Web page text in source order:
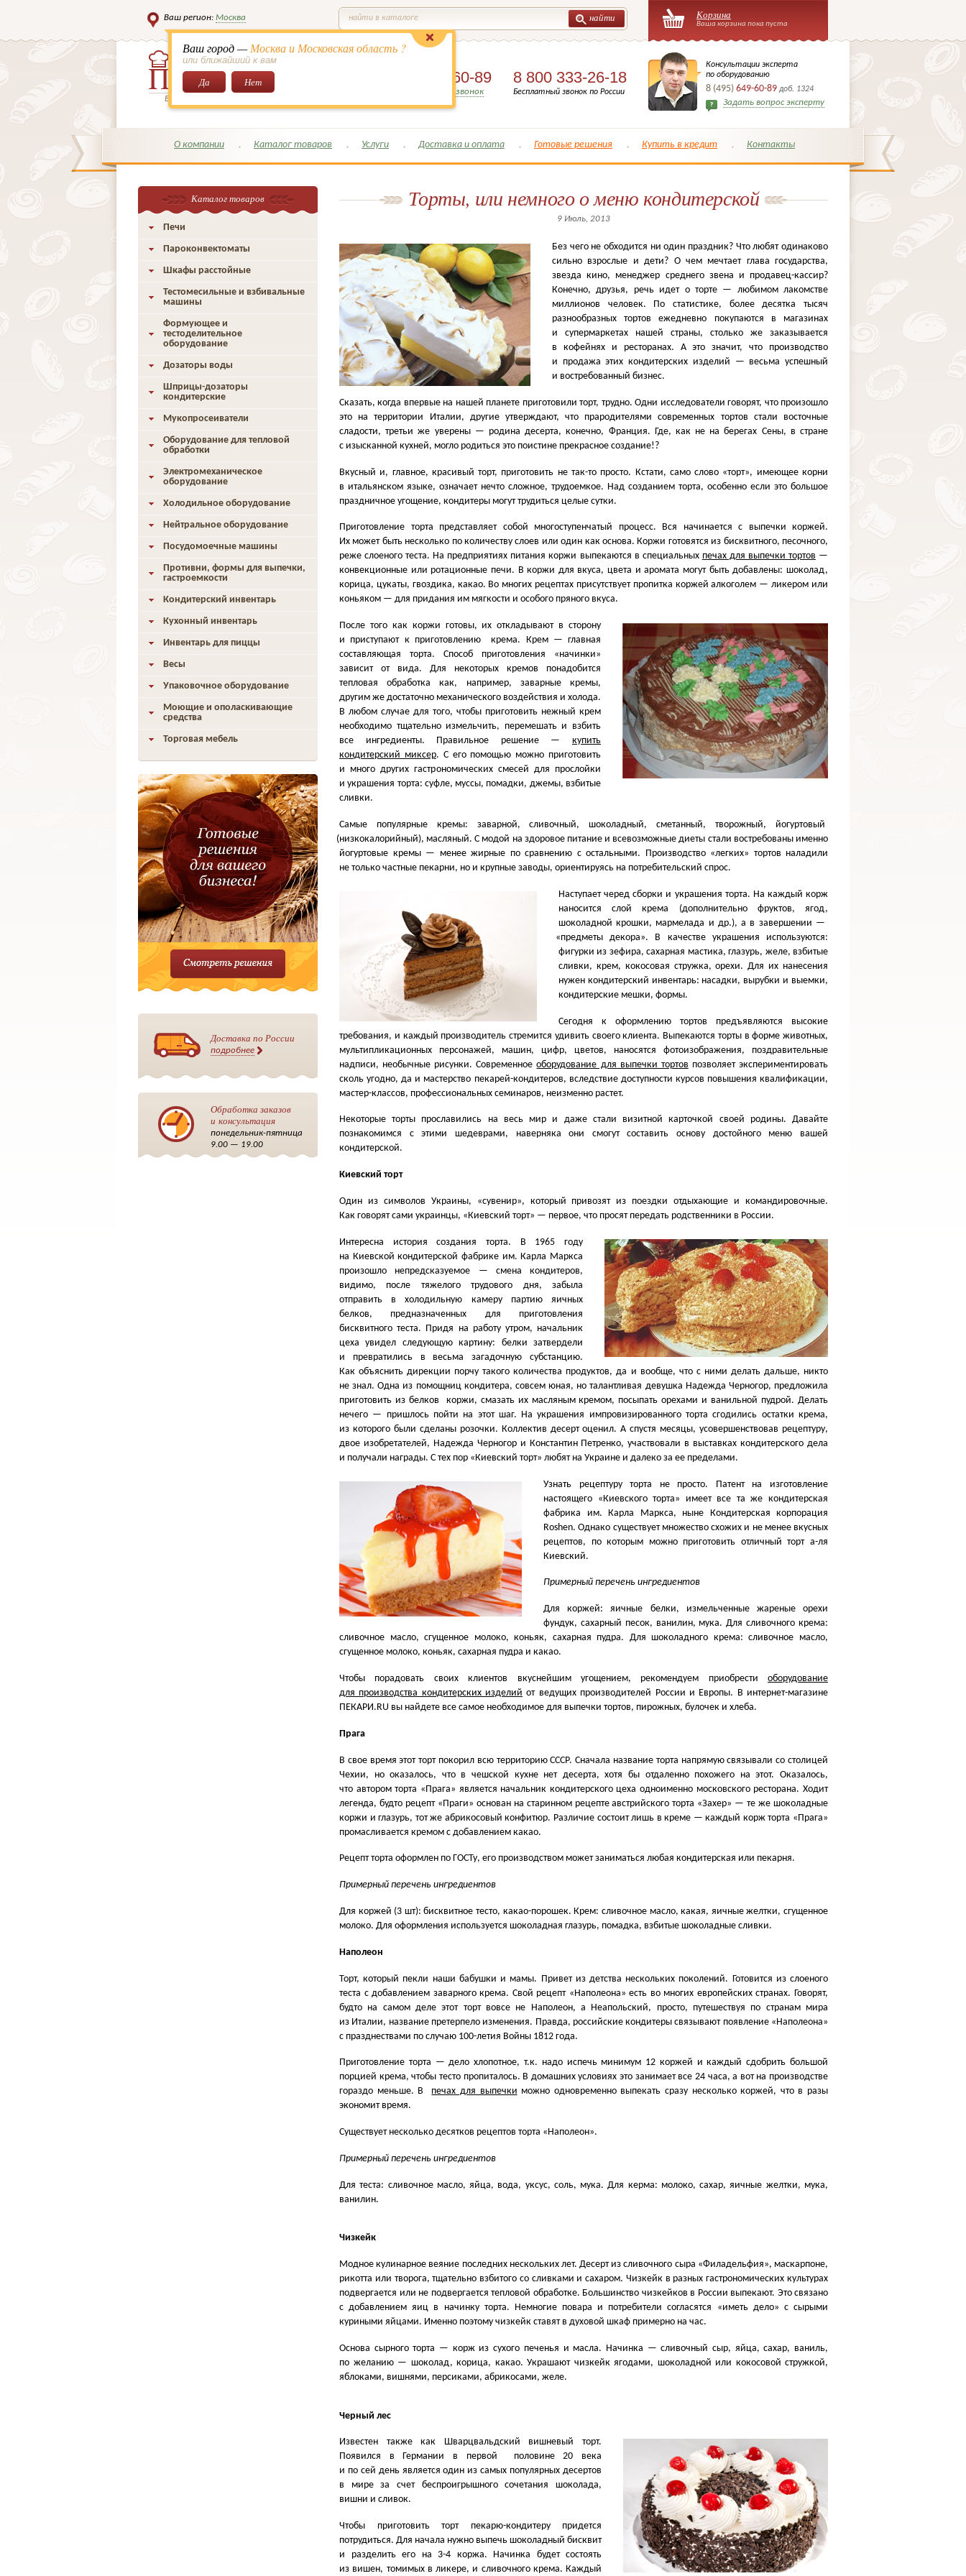
Ваш регион: Москва
Ваш город —Москва и Московская область ?
или ближайший к вам
Да Нет
Корзина
Ваша корзина пока пуста
найти в каталоге найти
Всё для кондитеров и поваров!
649-60-89
Заказать обратный звонок
8 800 333-26-18
Бесплатный звонок по России
Консультации эксперта
по оборудованию
8 (495) 649-60-89 доб. 1324
Задать вопрос эксперту
О компании Каталог товаров Услуги Доставка и оплата Готовые решения Купить в кредит Контакты
Торты, или немного о меню кондитерской
9 Июль, 2013
Без чего не обходится ни один праздник? Что любят одинаково
сильно взрослые и дети? О чем мечтает глава государства,
звезда кино, менеджер среднего звена и продавец-кассир?
Конечно, друзья, речь идет о торте — любимом лакомстве
миллионов человек. По статистике, более десятка тысяч
разнообразных тортов ежедневно покупаются в магазинах
и супермаркетах нашей страны, столько же заказывается
в кофейнях и ресторанах. А это значит, что производство
и продажа этих кондитерских изделий — весьма успешный
и востребованный бизнес.
Сказать, когда впервые на нашей планете приготовили торт, трудно. Одни исследователи говорят, что произошло
это на территории Италии, другие утверждают, что прародителями современных тортов стали восточные
сладости, третьи же уверены — родина десерта, конечно, Франция. Где, как не на берегах Сены, в стране
с изысканной кухней, могло родиться это поистине прекрасное создание!?
Вкусный и, главное, красивый торт, приготовить не так-то просто. Кстати, само слово «торт», имеющее корни
в итальянском языке, означает нечто сложное, трудоемкое. Над созданием торта, особенно если это большое
праздничное угощение, кондитеры могут трудиться целые сутки.
Приготовление торта представляет собой многоступенчатый процесс. Вся начинается с выпечки коржей.
Их может быть несколько по количеству слоев или один как основа. Коржи готовятся из бисквитного, песочного,
реже слоеного теста. На предприятиях питания коржи выпекаются в специальных печах для выпечки тортов —
конвекционные или ротационные печи. В коржи для вкуса, цвета и аромата могут быть добавлены: шоколад,
корица, цукаты, гвоздика, какао. Во многих рецептах присутствует пропитка коржей алкоголем — ликером или
коньяком — для придания им мягкости и особого пряного вкуса.
После того как коржи готовы, их откладывают в сторону
и приступают к приготовлению крема. Крем — главная
составляющая торта. Способ приготовления
«начинки»
зависит от вида. Для некоторых кремов понадобится
тепловая обработка как, например, заварные кремы,
другим же достаточно механического воздействия и холода.
В любом случае для того, чтобы приготовить нежный крем
необходимо тщательно измельчить, перемешать и взбить
все ингредиенты. Правильное решение — купить
кондитерский миксер. С его помощью можно приготовить
и много других гастрономических смесей для прослойки
и украшения торта: суфле, муссы, помадки, джемы, взбитые
сливки.
Самые популярные кремы: заварной, сливочный, шоколадный, сметанный, творожный, йогуртовый
(низкокалорийный), масляный. С модой на здоровое питание и всевозможные диеты стали востребованы именно
йогуртовые кремы — менее жирные по сравнению с остальными. Производство «легких» тортов наладили
не только частные пекарни, но и крупные заводы, ориентируясь на потребительский спрос.
Наступает черед сборки и украшения торта. На каждый корж
наносится слой крема
(дополнительно фруктов, ягод,
шоколадной крошки, мармелада и др.), а в завершении —
«предметы декора». В качестве украшения используются:
фигурки из зефира, сахарная мастика, глазурь, желе, взбитые
сливки, крем, кокосовая стружка, орехи. Для их нанесения
нужен кондитерский инвентарь: насадки, вырубки и выемки,
кондитерские мешки, формы.
Сегодня к оформлению тортов предъявляются высокие
требования, и каждый производитель стремится удивить своего клиента. Выпекаются торты в форме животных,
мультипликационных персонажей, машин, цифр, цветов, наносятся фотоизображения, поздравительные
надписи, необычные рисунки. Современноеоборудование для выпечки тортов позволяет экспериментировать
сколь угодно, да и мастерство пекарей-кондитеров, вследствие доступности курсов повышения квалификации,
мастер-классов, профессиональных семинаров, неизменно растет.
Некоторые торты прославились на весь мир и даже стали визитной карточкой своей родины. Давайте
познакомимся с этими шедеврами, наверняка они смогут составить основу достойного меню вашей
кондитерской.
Киевский торт
Один из символов Украины, «сувенир», который привозят из поездки отдыхающие и командировочные.
Как говорят сами украинцы, « Киевский торт» — первое, что просят передать родственники в России.
Интересна история создания торта. В 1965 году
на Киевской кондитерской фабрике им. Карла Маркса
произошло непредсказуемое — смена кондитеров,
видимо, после тяжелого трудового дня, забыла
отправить в холодильную камеру партию яичных
белков, предназначенных для приготовления
бисквитного теста. Придя на работу утром, начальник
цеха увидел следующую картину: белки затвердели
и превратились в весьма загадочную субстанцию.
Как объяснить дирекции порчу такого количества продуктов, да и вообще, что с ними делать дальше, никто
не знал. Одна из помощниц кондитера, совсем юная, но талантливая девушка Надежда Черногор, предложила
приготовить из белков коржи, смазать их масляным кремом, посыпать орехами и ванильной пудрой. Делать
нечего — пришлось пойти на этот шаг. На украшения импровизированного торта сгодились остатки крема,
из которого были сделаны розочки. Коллектив десерт оценил. А спустя месяцы, усовершенствовав рецептуру,
двое изобретателей, Надежда Черногор и Константин Петренко, участвовали в выставках кондитерского дела
и получали награды. С тех пор « Киевский торт» любят на Украине и далеко за ее пределами.
Узнать рецептуру торта не просто. Патент на изготовление
настоящего «Киевского торта» имеет все та же кондитерская
фабрика им. Карла Маркса, ныне Кондитерская корпорация
Roshen. Однако существует множество схожих и не менее вкусных
рецептов, по которым можно приготовить отличный торт а-ля
Киевский.
Примерный перечень ингредиентов
Для коржей: яичные белки, измельченные жареные орехи
фундук, сахарный песок, ванилин, мука. Для сливочного крема:
сливочное масло, сгущенное молоко, коньяк, сахарная пудра. Для шоколадного крема: сливочное масло,
сгущенное молоко, коньяк, сахарная пудра и какао.
Чтобы порадовать своих клиентов вкуснейшим угощением, рекомендуем приобрести оборудование
для производства кондитерских изделий от ведущих производителей России и Европы. В интернет-магазине
ПЕКАРИ.RU вы найдете все самое необходимое для выпечки тортов, пирожных, булочек и хлеба.
Прага
В свое время этот торт покорил всю территорию СССР. Сначала название торта напрямую связывали со столицей
Чехии, но оказалось, что в чешской кухне нет десерта, хотя бы отдаленно похожего на этот. Оказалось,
что автором торта «Прага» является начальник кондитерского цеха одноименно московского ресторана. Ходит
легенда, будто рецепт «Праги» основан на старинном рецепте австрийского торта «Захер» — те же шоколадные
коржи и глазурь, тот же абрикосовый конфитюр. Различие состоит лишь в креме — каждый корж торта «Прага»
промасливается кремом с добавлением какао.
Рецепт торта оформлен по ГОСТу, его производством может заниматься любая кондитерская или пекарня.
Примерный перечень ингредиентов
Для коржей (3 шт): бисквитное тесто, какао-порошек. Крем: сливочное масло, какая, яичные желтки, сгущенное
молоко. Для оформления используется шоколадная глазурь, помадка, взбитые шоколадные сливки.
Наполеон
Торт, который пекли наши бабушки и мамы. Привет из детства нескольких поколений. Готовится из слоеного
теста с добавлением заварного крема. Свой рецепт «Наполеона» есть во многих европейских странах. Говорят,
будто на самом деле этот торт вовсе не Наполеон, а Неапольский, просто, путешествуя по странам мира
из Италии, название претерпело изменения. Правда, российские кондитеры связывают появление «Наполеона»
с празднествами по случаю 100-летия Войны 1812 года.
Приготовление торта — дело хлопотное, т.к. надо испечь минимум 12 коржей и каждый сдобрить большой
порцией крема, чтобы тесто пропиталось. В домашних условиях это занимает все 24 часа, а вот на производстве
гораздо меньше. В печах для выпечки можно одновременно выпекать сразу несколько коржей, что в разы
экономит время.
Существует несколько десятков рецептов торта «Наполеон».
Примерный перечень ингредиентов
Для теста: сливочное масло, яйца, вода, уксус, соль, мука. Для керма: молоко, сахар, яичные желтки, мука,
ванилин.
Чизкейк
Модное кулинарное веяние последних нескольких лет. Десерт из сливочного сыра «Филадельфия», маскарпоне,
рикотта или творога, тщательно взбитого со сливками и сахаром. Чизкейк в разных гастрономических культурах
подвергается или не подвергается тепловой обработке. Большинство чизкейков в России выпекают. Это связано
с добавлением яиц в начинку торта. Немногие повара и потребители согласятся
«иметь дело» с сырыми
куриными яйцами. Именно поэтому чизкейк ставят в духовой шкаф примерно на час.
Основа сырного торта — корж из сухого печенья и масла. Начинка — сливочный сыр, яйца, сахар, ваниль,
по желанию — шоколад, корица, какао. Украшают чизкейк ягодами, шоколадной или кокосовой стружкой,
яблоками, вишнями, персиками, абрикосами, желе.
Черный лес
Известен также как Шварцвальдский вишневый торт.
Появился в Германии в первой половине 20 века
и по сей день является один из самых популярных десертов
в мире за счет беспроигрышного сочетания шоколада,
вишни и сливок.
Чтобы приготовить торт пекарю-кондитеру придется
потрудиться. Для начала нужно выпечь шоколадный бисквит
и разделить его на 3-4 коржа. Начинка будет состоять
из вишен, томимых в ликере, и сливочного крема. Каждый
Каталог товаров
Печи
Пароконвектоматы
Шкафы расстойные
Тестомесильные и взбивальные
машины
Формующее и
тестоделительное
оборудование
Дозаторы воды
Шприцы-дозаторы
кондитерские
Мукопросеиватели
Оборудование для тепловой
обработки
Электромеханическое
оборудование
Холодильное оборудование
Нейтральное оборудование
Посудомоечные машины
Противни, формы для выпечки,
гастроемкости
Кондитерский инвентарь
Кухонный инвентарь
Инвентарь для пиццы
Весы
Упаковочное оборудование
Моющие и ополаскивающие
средства
Торговая мебель
Доставка по России
подробнее
Обработка заказов
и консультация
понедельник-пятница
9.00 — 19.00